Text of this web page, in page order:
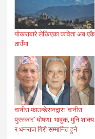
पोखराबारे लेखिएका कविता अब एकै
ठाउँमा…
वानीरा फाउन्डेसनद्वारा ‘वानीरा
पुरस्कार’ घोषणा: भावुक, मुनि शाक्य
र धनराज गिरी सम्मानित हुने